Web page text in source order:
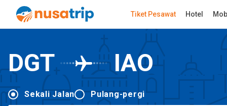
Tiket Pesawat Hotel
DGT IAO
Sekali Jalan Pulang-pergi